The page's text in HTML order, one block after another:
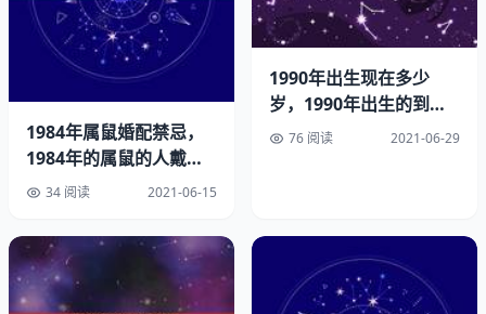
二条明确规定，“周岁”，按照公历的年月日计算，从周岁生
日的第二天起算。1983年属什么今年多大年龄。
2、受虚岁计龄方法等的影响，很多人对周岁计算有各种误
解。最常见的一种是：认为计算时间时的年份减去出生时的
年份即是周岁，这是受了计算虚岁时不考虑生日的影响。
虚岁的计龄方式为：出生时记为一岁，以后每到一个春节
岁大两岁，而此种算法是按照出生的那年的上半年和下半年
来分的，在上半年出生的虚岁就只比周岁大一岁，下半年就
1984年属鼠婚配禁忌，
1984年的属鼠的人戴什
么东西招财
34 阅读 2021-06-15
1990年出生现在多少
岁，1990年出生的到
2017年是多少岁
76 阅读 2021-06-29